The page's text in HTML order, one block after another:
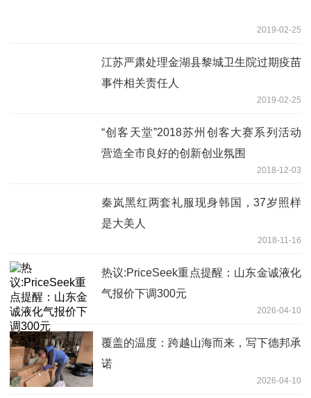
2019-02-25
江苏严肃处理金湖县黎城卫生院过期疫苗
事件相关责任人
2019-02-25
“创客天堂”2018苏州创客大赛系列活动
营造全市良好的创新创业氛围
2018-12-03
秦岚黑红两套礼服现身韩国，37岁照样
是大美人
2018-11-16
热议:PriceSeek重点提醒：山东金诚液化
气报价下调300元
2026-04-10
覆盖的温度：跨越山海而来，写下德邦承
诺
2026-04-10